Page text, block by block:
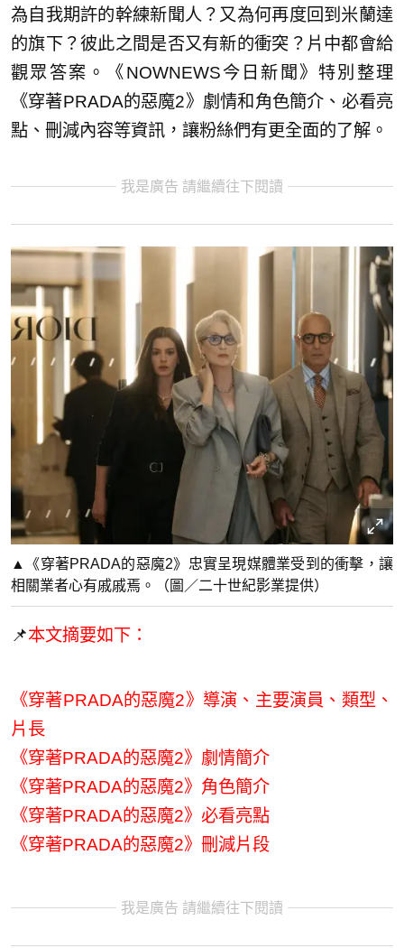
為自我期許的幹練新聞人？又為何再度回到米蘭達
的旗下？彼此之間是否又有新的衝突？片中都會給
觀眾答案。《NOWNEWS今日新聞》特別整理
《穿著PRADA的惡魔2》劇情和角色簡介、必看亮
點、刪減內容等資訊，讓粉絲們有更全面的了解。
我是廣告 請繼續往下閱讀
▲《穿著PRADA的惡魔2》忠實呈現媒體業受到的衝擊，讓
相關業者心有戚戚焉。（圖／二十世紀影業提供）
📌本文摘要如下：
《穿著PRADA的惡魔2》導演、主要演員、類型、
片長
《穿著PRADA的惡魔2》劇情簡介
《穿著PRADA的惡魔2》角色簡介
《穿著PRADA的惡魔2》必看亮點
《穿著PRADA的惡魔2》刪減片段
我是廣告 請繼續往下閱讀